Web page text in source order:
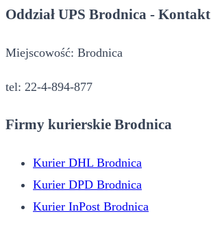
Oddział UPS Brodnica - Kontakt
Miejscowość: Brodnica
tel: 22-4-894-877
Firmy kurierskie Brodnica
Kurier DHL Brodnica
Kurier DPD Brodnica
Kurier InPost Brodnica